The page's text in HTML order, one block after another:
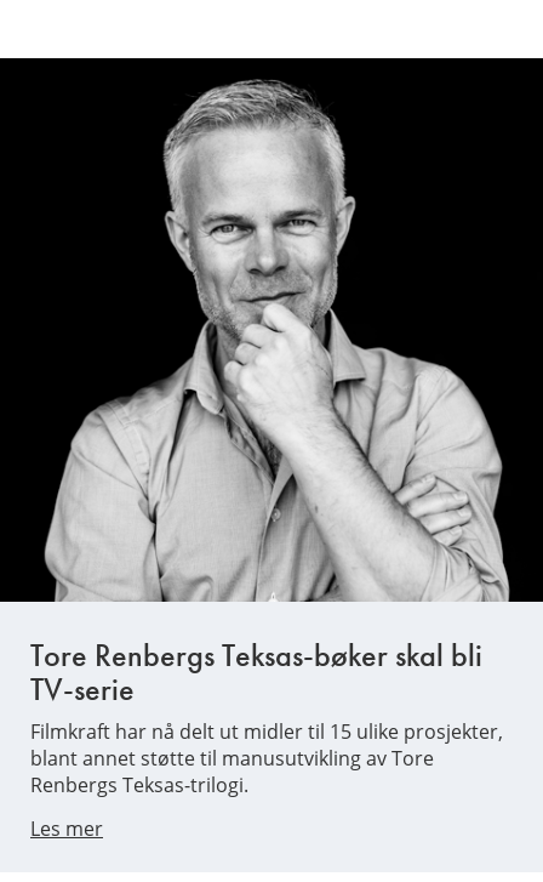
Tore Renbergs Teksas-bøker skal bli
TV-serie
Filmkraft har nå delt ut midler til 15 ulike prosjekter,
blant annet støtte til manusutvikling av Tore
Renbergs Teksas-trilogi.
Les mer